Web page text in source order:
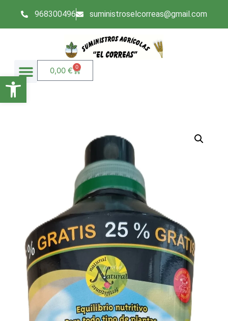
Abrir barra de herramientas
968300496 suministroselcorreas@gmail.com
0,00 € 0